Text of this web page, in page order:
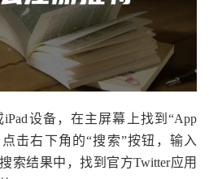
设备，在主屏幕上找到“App
击右下角的“搜索”按钮，输入
索结果中，找到官方Twitter应用